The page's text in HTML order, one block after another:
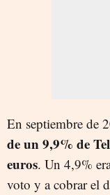
En septiembre de
de un 9,9% de
euros. Un 4,9%
voto y a cobrar el